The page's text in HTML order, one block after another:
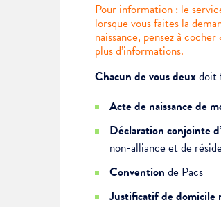
Pour information : le
lorsque vous faites la
naissance, pensez à
plus d’informations.
Chacun de vous deuxdoit
Acte de naissance de
Déclaration conjointe
non-alliance et de
Convention de Pacs
Justificatif de domicile